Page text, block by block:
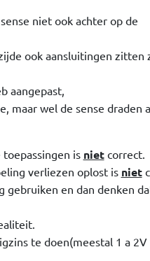
niet ook achter op de
ook aansluitingen zitten
aangepast,
maar wel de sense draden
is nietcorrect.
verliezen oplost is niet
gebruiken en dan denken
te doen(meestal 1 a